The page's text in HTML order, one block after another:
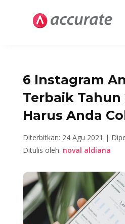
6 Instagram
Terbaik Tahun
Harus Anda
Diterbitkan: 24 Agu 2021 |
Ditulis oleh: noval aldiana